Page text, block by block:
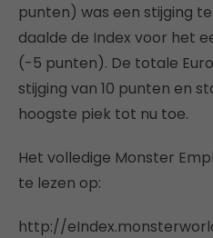
punten) was een stijging
daalde de Index voor het
(-5 punten). De totale
stijging van 10 punten en
hoogste piek tot nu toe.
Het volledige Monster
te lezen op:
http://